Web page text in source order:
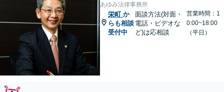
あゆみ法律事務所
栄町 か
らも相談
受付中
面談方法(対面・
電話・ビデオな
ど)は応相談
営業時間：1
0:00~18:00
（平日）